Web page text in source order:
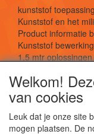
kunststof
Kunststof en het
Product informatie
Kunststof
1,5 mtr oplossingen
SOCIALE
Welkom!
van cookies
Leuk dat je onze site
mogen plaatsen. De